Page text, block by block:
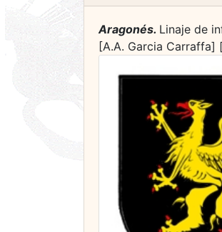
Aragonés. Linaje de
[A.A. Garcia Carraffa]